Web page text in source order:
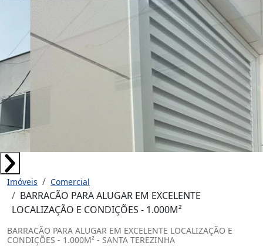
Imóveis Comercial
BARRACÃO PARA ALUGAR EM EXCELENTE
LOCALIZAÇÃO E CONDIÇÕES - 1.000M²
BARRACÃO PARA ALUGAR EM EXCELENTE LOCALIZAÇÃO E
CONDIÇÕES - 1.000M² - SANTA TEREZINHA